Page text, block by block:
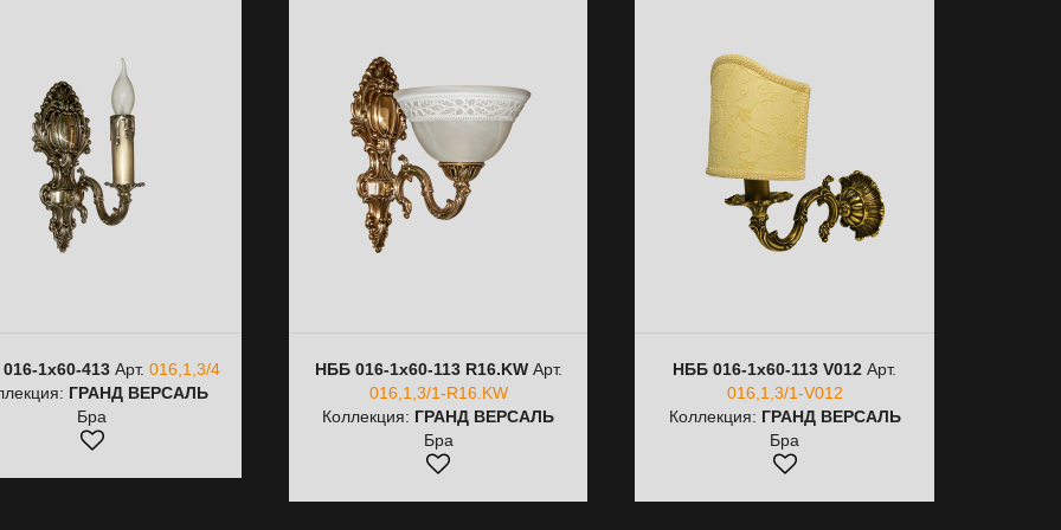
1х60-413 Арт.016,1,3/4
ГРАНД ВЕРСАЛЬ
Бра
НББ 016-1х60-113 R16.KWАрт.
016,1,3/1-R16.KW
Коллекция: ГРАНД ВЕРСАЛЬ
Бра
НББ 016-1х60-113 V012 Арт.
016,1,3/1-V012
Коллекция: ГРАНД ВЕРСАЛЬ
Бра